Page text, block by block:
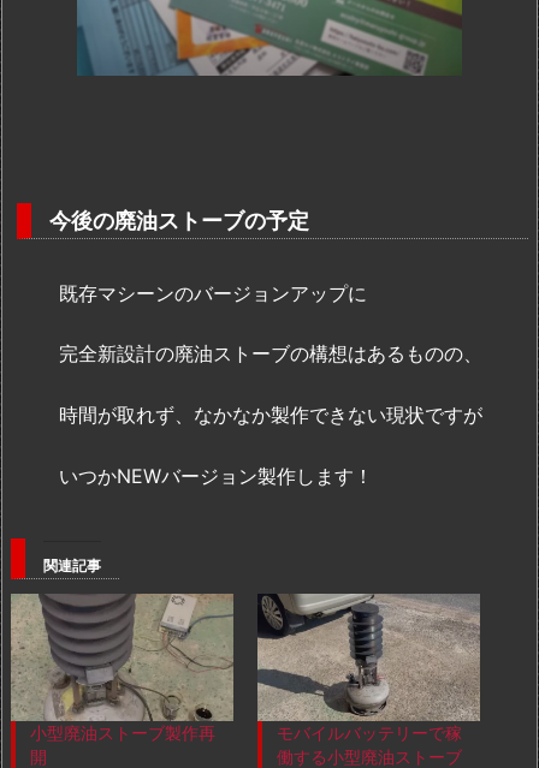
今後の廃油ストーブの予定
既存マシーンのバージョンアップに
完全新設計の廃油ストーブの構想はあるものの、
時間が取れず、なかなか製作できない現状ですが
いつかNEWバージョン製作します！
関連記事
小型廃油ストーブ製作再
開
モバイルバッテリーで稼
働する小型廃油ストーブ